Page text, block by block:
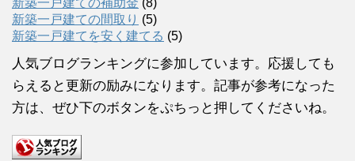
新築一戸建ての補助金 (8)
新築一戸建ての間取り (5)
新築一戸建てを安く建てる (5)
人気ブログランキングに参加しています。応援しても
らえると更新の励みになります。記事が参考になった
方は、ぜひ下のボタンをぷちっと押してくださいね。